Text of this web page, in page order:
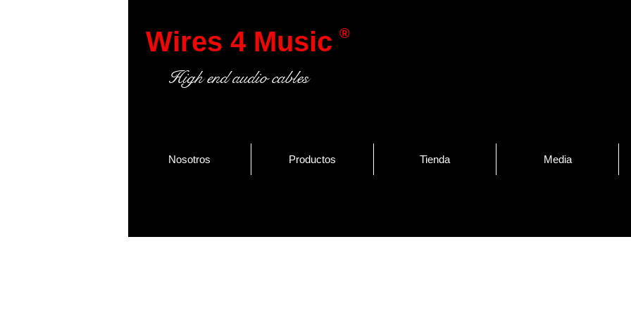
Wires 4 Music ®
High end audio cables
Nosotros Productos Tienda Media